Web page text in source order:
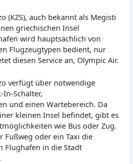
(KZS), auch bekannt als Megisti
griechischen Insel
wird hauptsächlich von
Flugzeugtypen bedient, nur
diesen Service an, Olympic Air.
verfügt über notwendige
In-Schalter,
und einen Wartebereich. Da
kleinen Insel befindet, gibt es
wie Bus oder Zug.
Fußweg oder ein Taxi die
Flughafen in die Stadt